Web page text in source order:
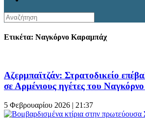
Ετικέτα: Ναγκόρνο Καραμπάχ
Αζερμπαϊτζάν: Στρατοδικείο
σε Αρμένιους ηγέτες του
5 Φεβρουαρίου 2026 | 21:37